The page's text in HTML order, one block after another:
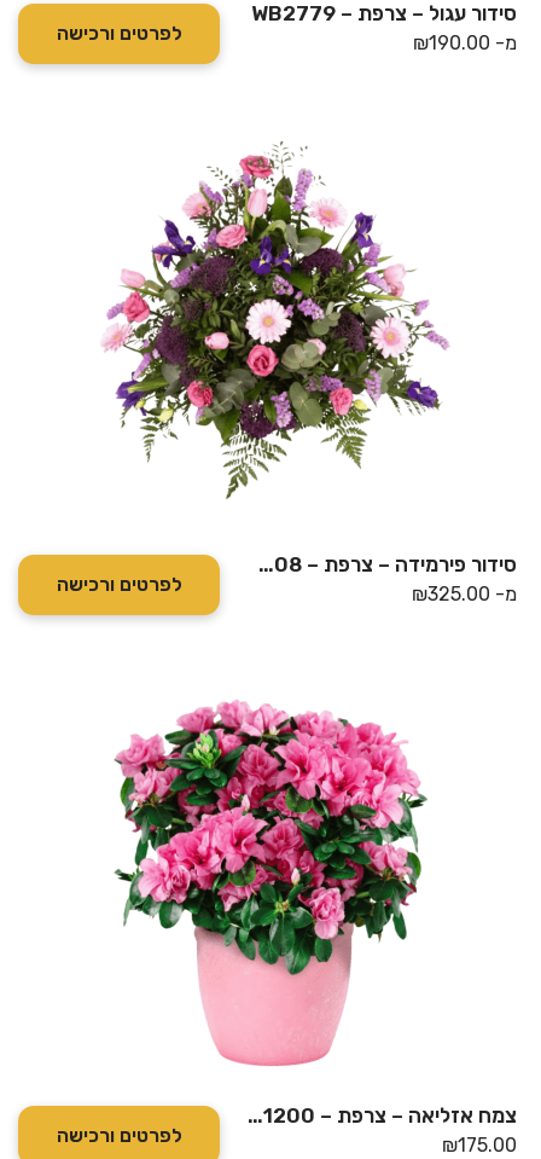
סידור עגול – צרפת – WB2779
מ- ₪190.00 לפרטים ורכישה
סידור פירמידה – צרפת – WB2708
מ- ₪325.00 לפרטים ורכישה
צמח אזליאה – צרפת – 1511200
₪175.00 לפרטים ורכישה